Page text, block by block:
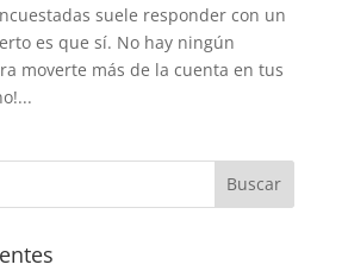
suele responder con un
es que sí. No hay ningún
moverte más de la cuenta en tus